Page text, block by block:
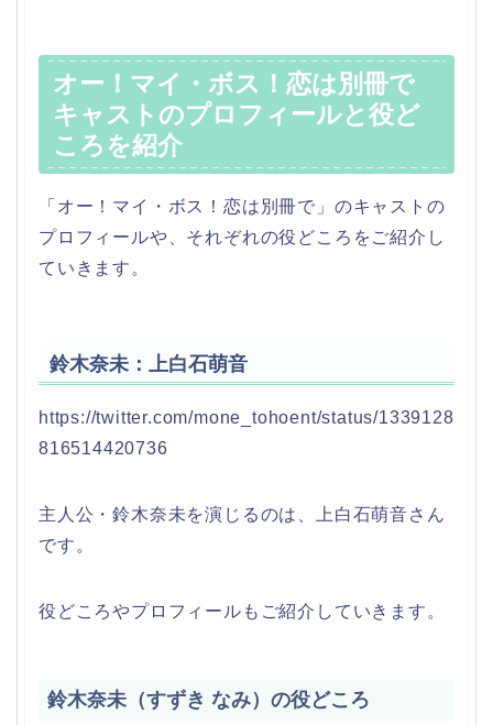
オー！マイ・ボス！恋は別冊で
キャストのプロフィールと役ど
ころを紹介
「オー！マイ・ボス！恋は別冊で」のキャストの
プロフィールや、それぞれの役どころをご紹介し
ていきます。
鈴木奈未：上白石萌音
https://twitter.com/mone_tohoent/status/1339128
816514420736
主人公・鈴木奈未を演じるのは、上白石萌音さん
です。
役どころやプロフィールもご紹介していきます。
鈴木奈未（すずき なみ）の役どころ